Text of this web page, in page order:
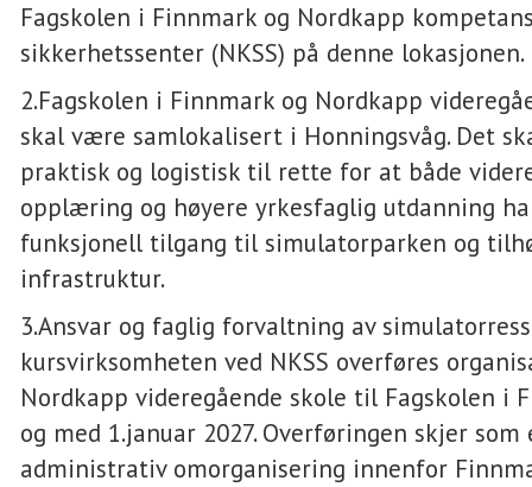
Fagskolen i Finnmark og Nordkapp
sikkerhetssenter (NKSS) på denne lokasjonen.
2.Fagskolen i Finnmark og Nordkapp
skal være samlokalisert i Honningsvåg. Det
praktisk og logistisk til rette for at både
opplæring og høyere yrkesfaglig utdanning
funksjonell tilgang til simulatorparken og
infrastruktur.
3.Ansvar og faglig forvaltning av
kursvirksomheten ved NKSS overføres
Nordkapp videregående skole til Fagskolen i
og med 1.januar 2027. Overføringen skjer
administrativ omorganisering innenfor